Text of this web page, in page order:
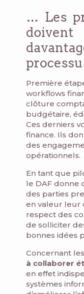
… Les
Première
workflows
clôture
budgétaire,
Ces derniers
finance. Ils
des
opérationnels.
En tant que
le DAF donne
des parties
en valeur leur
respect des
de solliciter
bonnes idées
Concernant
à collaborer
en effet
systèmes